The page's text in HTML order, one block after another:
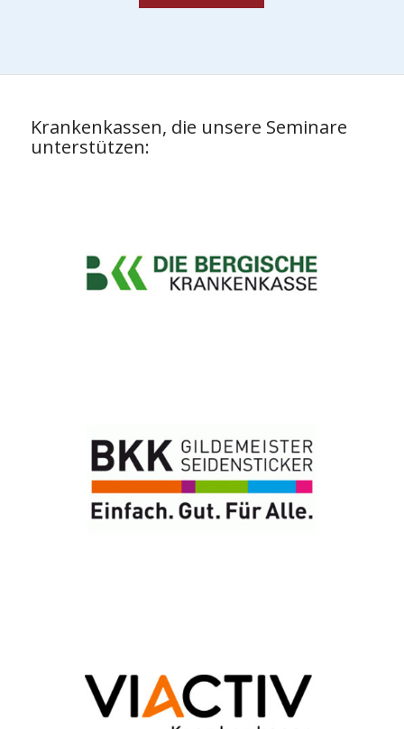
Krankenkassen, die unsere Seminare
unterstützen: